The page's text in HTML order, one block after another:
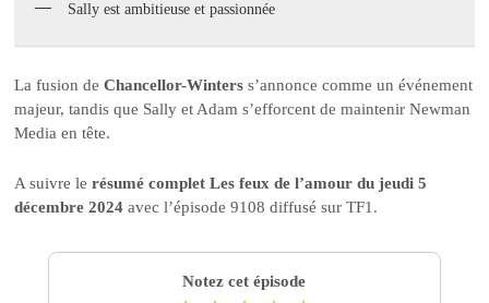
Sally est ambitieuse et passionnée
La fusion deChancellor-Winters s’annonce comme un événement
majeur, tandis que Sally et Adam s’efforcent de maintenir Newman
Media en tête.
A suivre lerésumé complet Les feux de l’amour du jeudi 5
décembre 2024 avec l’épisode 9108 diffusé sur TF1.
Notez cet épisode